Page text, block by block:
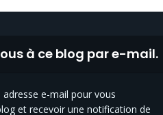
à ce blog par e-mail.
adresse e-mail pour vous
et recevoir une notification de